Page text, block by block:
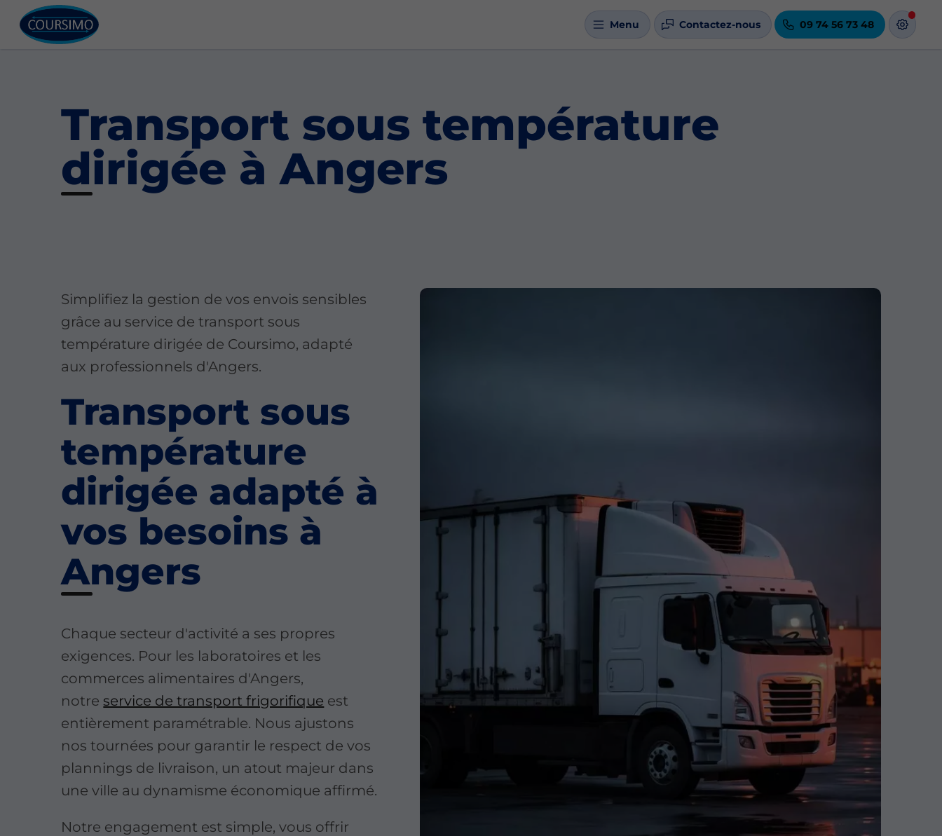
Menu Contactez-nous 09 74 56 73 48
Transport sous température
dirigée à Angers
Simplifiez la gestion de vos envois sensibles
grâce au service de transport sous
température dirigée de Coursimo, adapté
aux professionnels d'Angers.
Transport sous
température
dirigée adapté à
vos besoins à
Angers
Chaque secteur d'activité a ses propres
exigences. Pour les laboratoires et les
commerces alimentaires d'Angers,
notre service de transport frigorifique est
entièrement paramétrable. Nous ajustons
nos tournées pour garantir le respect de vos
plannings de livraison, un atout majeur dans
une ville au dynamisme économique affirmé.
Notre engagement est simple, vous offrir